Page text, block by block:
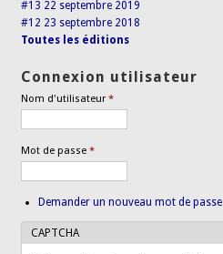
#13 22 septembre 2019
#12 23 septembre 2018
Toutes les éditions
Connexion utilisateur
Nom d'utilisateur*
Mot de passe*
Demander un nouveau mot de passe
CAPTCHA